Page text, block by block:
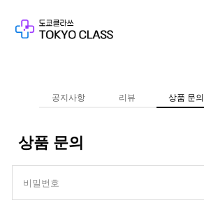
공지사항 리뷰 상품 문의
상품 문의
비밀번호